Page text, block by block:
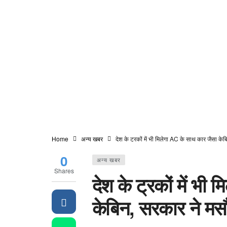
Home अन्य खबर देश के ट्रकों में भी मिलेगा AC के साथ कार जैसा
अन्य खबर
देश के ट्रकों में भी
केबिन, सरकार ने
0
Shares